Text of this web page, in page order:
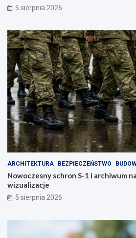
5 sierpnia 2026
ARCHITEKTURA BEZPIECZEŃSTWO
Nowoczesny schron S-1 i archiwum
wizualizacje
5 sierpnia 2026